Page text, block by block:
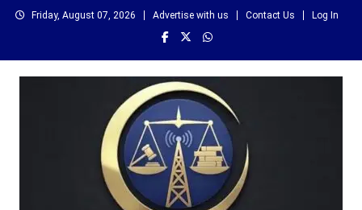
Skip
Friday, August 07, 2026 Advertise with us Contact Us Log In